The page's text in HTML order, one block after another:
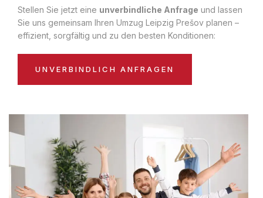
Stellen Sie jetzt eine unverbindliche Anfrage und lassen
Sie uns gemeinsam Ihren Umzug Leipzig Prešov planen –
effizient, sorgfältig und zu den besten Konditionen:
UNVERBINDLICH ANFRAGEN